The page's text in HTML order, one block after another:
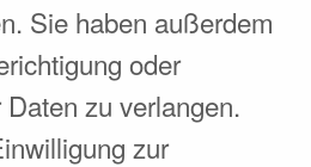
Sie haben außerdem
oder
zu verlangen.
zur